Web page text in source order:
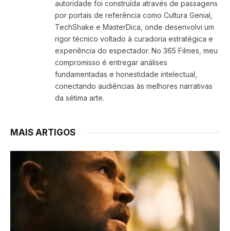
autoridade foi construída através de passagens
por portais de referência como Cultura Genial,
TechShake e MasterDica, onde desenvolvi um
rigor técnico voltado à curadoria estratégica e
experiência do espectador. No 365 Filmes, meu
compromisso é entregar análises
fundamentadas e honestidade intelectual,
conectando audiências às melhores narrativas
da sétima arte.
MAIS ARTIGOS